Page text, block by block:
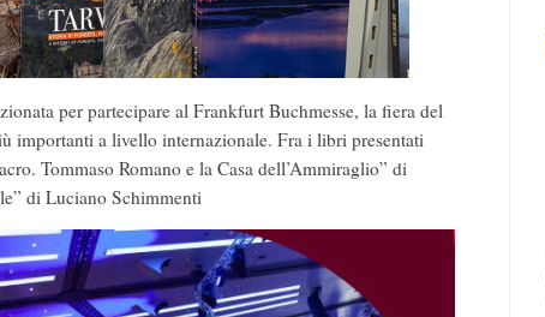
per partecipare al Frankfurt Buchmesse, la fiera del
importanti a livello internazionale. Fra i libri presentati
Tommaso Romano e la Casa dell’Ammiraglio” di
di Luciano Schimmenti